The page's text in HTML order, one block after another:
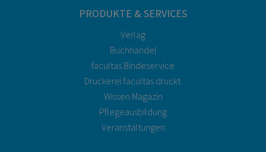
PRODUKTE & SERVICES
Verlag
Buchhandel
facultas Bindeservice
Druckerei facultas druckt.
Wissen Magazin
Pflegeausbildung
Veranstaltungen